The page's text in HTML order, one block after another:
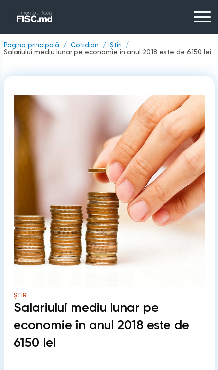
Pagina principală Cotidian
Știri
Salariului mediu lunar pe economie în anul 2018 este de 6150 lei
ȘTIRI
Salariului mediu lunar pe
economie în anul 2018 este de
6150 lei